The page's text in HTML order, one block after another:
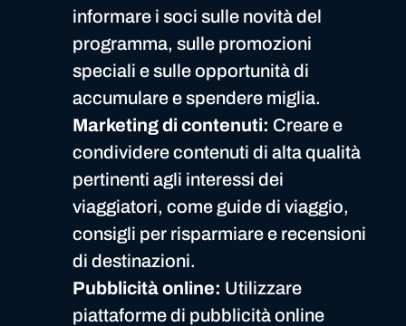
informare i soci sulle novità del
programma, sulle promozioni
speciali e sulle opportunità di
accumulare e spendere miglia.
Marketing di contenuti: Creare e
condividere contenuti di alta qualità
pertinenti agli interessi dei
viaggiatori, come guide di viaggio,
consigli per risparmiare e recensioni
di destinazioni.
Pubblicità online: Utilizzare
piattaforme di pubblicità online